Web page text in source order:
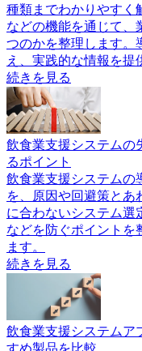
種類までわかりやすく
などの機能を通じて、
つのかを整理します。
え、実践的な情報を提
続きを見る
飲食業支援システムの
るポイント
飲食業支援システムの
を、原因や回避策とあ
に合わないシステム選
などを防ぐポイントを
ます。
続きを見る
飲食業支援システムア
すめ製品を比較